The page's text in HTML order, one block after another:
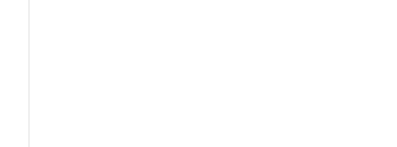
역본부 청년주택으로"…직원 사기 회복도 숙제
매출…중간배당금 2000원으로 상향
박람회서 신규 채널 확보
ANDA] 8월 6일